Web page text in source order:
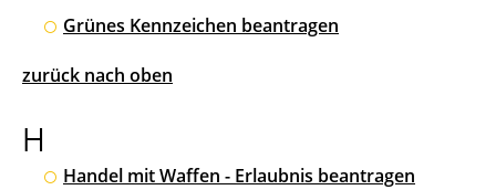
Grünes Kennzeichen beantragen
zurück nach oben
H
Handel mit Waffen - Erlaubnis beantragen